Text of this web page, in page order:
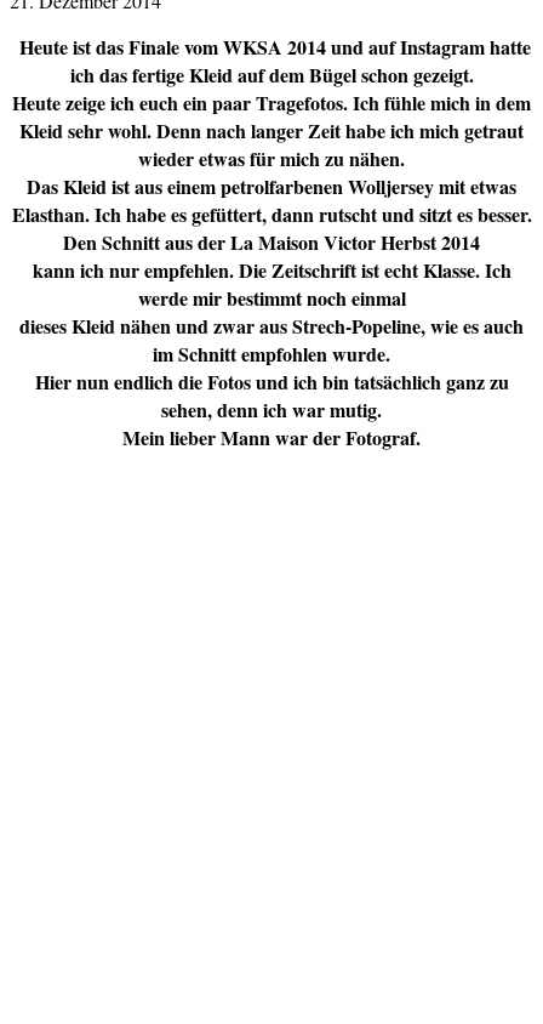
Heute ist das Finale vom WKSA 2014 und auf Instagram hatte
ich das fertige Kleid auf dem Bügel schon gezeigt.
Heute zeige ich euch ein paar Tragefotos. Ich fühle mich in dem
Kleid sehr wohl. Denn nach langer Zeit habe ich mich getraut
wieder etwas für mich zu nähen.
Das Kleid ist aus einem petrolfarbenen Wolljersey mit etwas
Elasthan. Ich habe es gefüttert, dann rutscht und sitzt es besser.
Den Schnitt aus der La Maison Victor Herbst 2014
kann ich nur empfehlen. Die Zeitschrift ist echt Klasse. Ich
werde mir bestimmt noch einmal
dieses Kleid nähen und zwar aus Strech-Popeline, wie es auch
im Schnitt empfohlen wurde.
Hier nun endlich die Fotos und ich bin tatsächlich ganz zu
sehen, denn ich war mutig.
Mein lieber Mann war der Fotograf.